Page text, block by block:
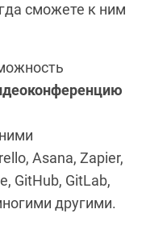
сможете к ним
Asana, Zapier,
GitHub, GitLab,
другими.